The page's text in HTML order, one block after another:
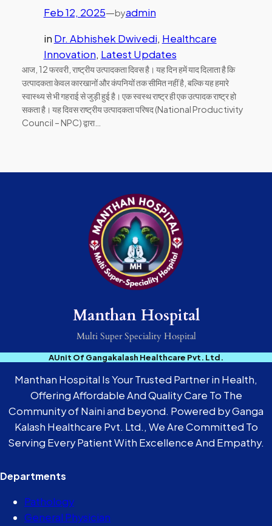
Feb 12, 2025—byadmin
in Dr. Abhishek Dwivedi, Healthcare
Innovation, Latest Updates
आज, 12 फरवरी, राष्ट्रीय उत्पादकता दिवस है। यह दिन हमें याद दिलाता है कि
उत्पादकता केवल कारखानों और कंपनियों तक सीमित नहीं है, बल्कि यह हमारे
स्वास्थ्य से भी गहराई से जुड़ी हुई है। एक स्वस्थ राष्ट्र ही एक उत्पादक राष्ट्र हो
सकता है। यह दिवस राष्ट्रीय उत्पादकता परिषद (National Productivity
Council – NPC) द्वारा…
Manthan Hospital
Multi Super Speciality Hospital
AUnit Of Gangakalash Healthcare Pvt. Ltd.
Manthan Hospital Is Your Trusted Partner in Health,
Offering Affordable And Quality Care To The
Community of Naini and beyond. Powered by Ganga
Kalash Healthcare Pvt. Ltd., We Are Committed To
Serving Every Patient With Excellence And Empathy.
Departments
Pathology
General Physician